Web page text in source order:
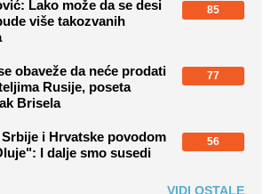
Lako može da se desi
više takozvanih
85
obaveže da neće prodati
Rusije, poseta
Brisela
77
i Hrvatske povodom
I dalje smo susedi
56
VIDI OSTALE